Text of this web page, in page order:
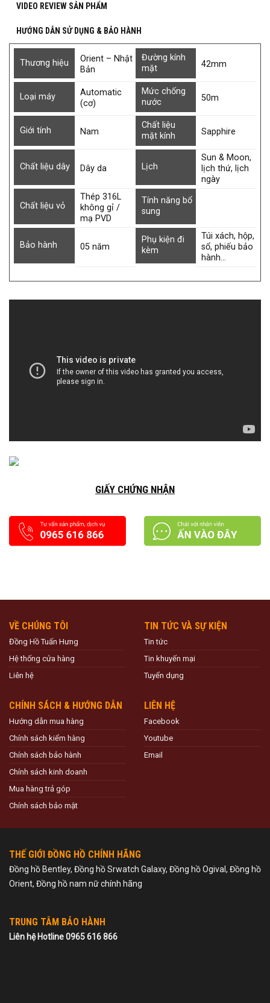
VIDEO REVIEW SẢN PHẨM
HƯỚNG DẪN SỬ DỤNG & BẢO HÀNH
Thương hiệu
Orient – Nhật
Bản
Đường kính
mặt
42mm
Loại máy
Automatic
(cơ)
Mức chống
nước
50m
Giới tính Nam
Chất liệu
mặt kính
Sapphire
Chất liệu dây Dây da Lịch
Sun & Moon,
lịch thứ, lịch
ngày
Chất liệu vỏ
Thép 316L
không gỉ /
mạ PVD
Tính năng bổ
sung
Bảo hành 05 năm
Phụ kiện đi
kèm
Túi xách, hộp,
sổ, phiếu bảo
hành…
GIẤY CHỨNG NHẬN
VỀ CHÚNG TÔI
Đồng Hồ Tuấn Hưng
Hệ thống cửa hàng
Liên hệ
TIN TỨC VÀ SỰ KIỆN
Tin tức
Tin khuyến mại
Tuyển dụng
CHÍNH SÁCH & HƯỚNG DẪN
Hướng dẫn mua hàng
Chính sách kiểm hàng
Chính sách bảo hành
Chính sách kinh doanh
Mua hàng trả góp
Chính sách bảo mật
LIÊN HỆ
Facebook
Youtube
Email
THẾ GIỚI ĐỒNG HỒ CHÍNH HÃNG
Đồng hồ Bentley, Đồng hồ Srwatch Galaxy, Đồng hồ Ogival, Đồng hồ
Orient, Đồng hồ nam nữ chính hãng
TRUNG TÂM BẢO HÀNH
Liên hệ Hotline 0965 616 866